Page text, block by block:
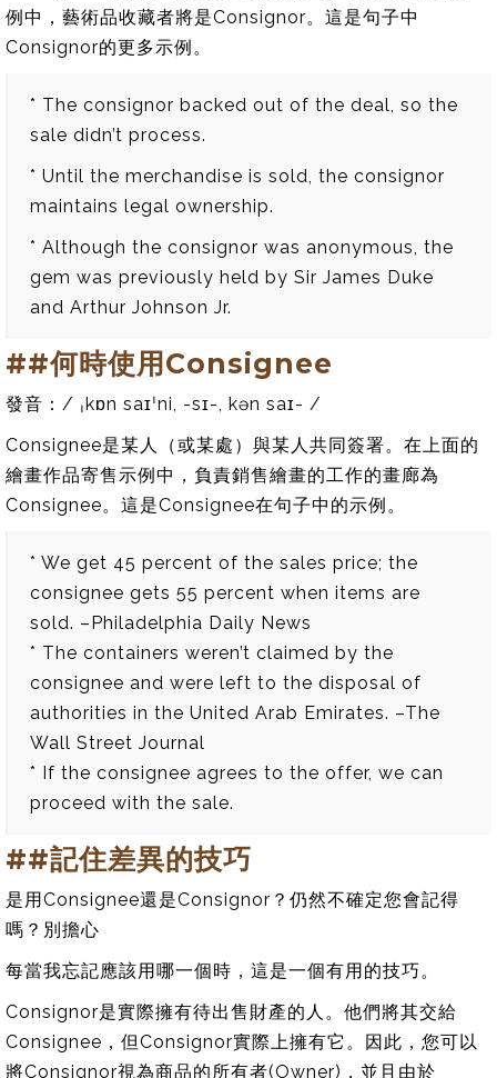
例中，藝術品收藏者將是Consignor。這是句子中
Consignor的更多示例。
* The consignor backed out of the deal, so the
sale didn’t process.
* Until the merchandise is sold, the consignor
maintains legal ownership.
* Although the consignor was anonymous, the
gem was previously held by Sir James Duke
and Arthur Johnson Jr.
##何時使用Consignee
發音：/ ˌkɒn saɪˈni, -sɪ-, kən saɪ- /
Consignee是某人（或某處）與某人共同簽署。在上面的
繪畫作品寄售示例中，負責銷售繪畫的工作的畫廊為
Consignee。這是Consignee在句子中的示例。
* We get 45 percent of the sales price; the
consignee gets 55 percent when items are
sold. –Philadelphia Daily News
* The containers weren’t claimed by the
consignee and were left to the disposal of
authorities in the United Arab Emirates. –The
Wall Street Journal
* If the consignee agrees to the offer, we can
proceed with the sale.
##記住差異的技巧
是用Consignee還是Consignor？仍然不確定您會記得
嗎？別擔心
每當我忘記應該用哪一個時，這是一個有用的技巧。
Consignor是實際擁有待出售財產的人。他們將其交給
Consignee，但Consignor實際上擁有它。因此，您可以
將Consignor視為商品的所有者(Owner)，並且由於